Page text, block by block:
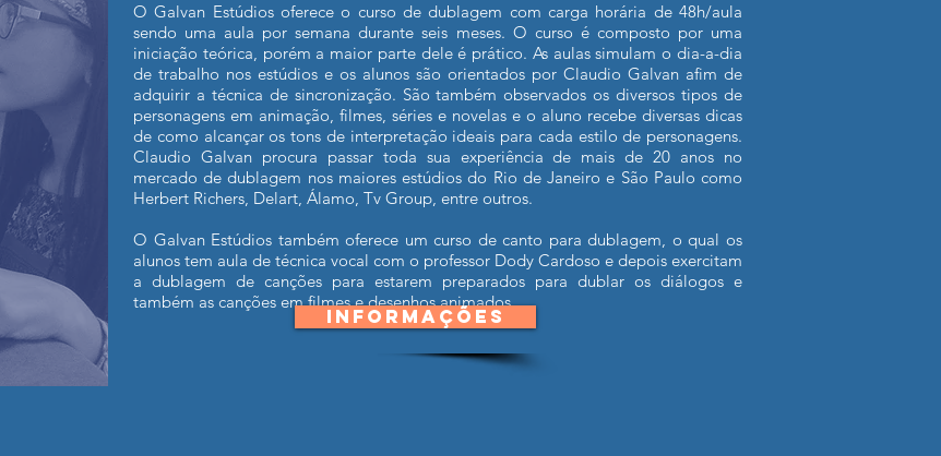
O Galvan Estúdios oferece o curso de dublagem com carga horária de 48h/aula
sendo uma aula por semana durante seis meses. O curso é composto por uma
iniciação teórica, porém a maior parte dele é prático. As aulas simulam o dia-a-dia
de trabalho nos estúdios e os alunos são orientados por Claudio Galvan afim de
adquirir a técnica de sincronização. São também observados os diversos tipos de
personagens em animação, filmes, séries e novelas e o aluno recebe diversas dicas
de como alcançar os tons de interpretação ideais para cada estilo de personagens.
Claudio Galvan procura passar toda sua experiência de mais de 20 anos no
mercado de dublagem nos maiores estúdios do Rio de Janeiro e São Paulo como
Herbert Richers, Delart, Álamo, Tv Group, entre outros.
O Galvan Estúdios também oferece um curso de canto para dublagem, o qual os
alunos tem aula de técnica vocal com o professor Dody Cardoso e depois exercitam
a dublagem de canções para estarem preparados para dublar os diálogos e
também as canções em filmes e desenhos animados.
INFORMAÇÕES